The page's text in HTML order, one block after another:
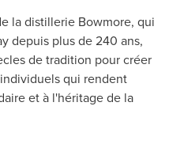
la distillerie Bowmore, qui
depuis plus de 240 ans,
de tradition pour créer
qui rendent
et à l'héritage de la